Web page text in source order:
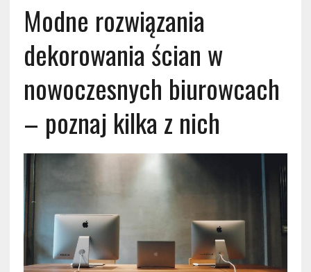
Modne rozwiązania
dekorowania ścian w
nowoczesnych biurowcach
– poznaj kilka z nich